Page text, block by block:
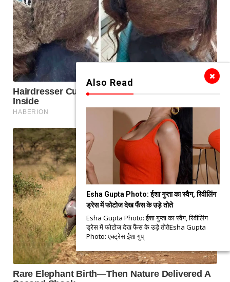
Also Read
Esha Gupta Photo: ईशा गुप्ता का स्वैग, रिवीलिंग
ड्रेस में फोटोज देख फैंस के उड़े तोते
Esha Gupta Photo: ईशा गुप्ता का स्वैग, रिवीलिंग
ड्रेस में फोटोज देख फैंस के उड़े तोतेEsha Gupta
Photo: एक्ट्रेस ईशा गुप्